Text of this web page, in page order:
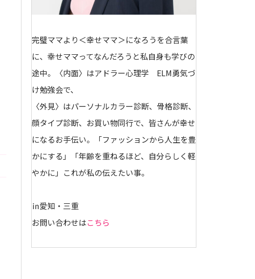
完璧ママより＜幸せママ＞になろうを合言葉
に、幸せママってなんだろうと私自身も学びの
途中。〈内面〉はアドラー心理学 ELM勇気づ
け勉強会で、
〈外見〉はパーソナルカラー診断、骨格診断、
顔タイプ診断、お買い物同行で、皆さんが幸せ
になるお手伝い。「ファッションから人生を豊
かにする」「年齢を重ねるほど、自分らしく軽
やかに」これが私の伝えたい事。
㏌愛知・三重
お問い合わせはこちら